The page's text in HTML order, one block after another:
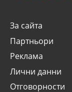
За сайта
Партньори
Реклама
Лични данни
Отговорности